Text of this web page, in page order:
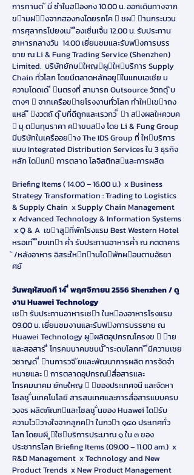
การทานต ั มิ่ ซําในฮองกง 10.00 น. ออกเดินทางจาก
ขามฝงจากฮองกงโดยรถโค  ชผ านกระบวน
การศุลากรไปยงเม ั ืองเซิ่นเจิ้น 12.00 น. รับประทาน
อาหารกลางวัน 14.00 เยี่ยมชมและรับฟงการบรร
ยาย ณ Li & Fung Trading Service (Shenzhen)
Limited. บริษัทยักษใหญผูใหบริการ Supply
Chain ทั่วโลก โดยมีตลาดหลักอยูในแถบเอเชีย ม
ความโดดเด ี นตรงที่ สามารถ Outsource วัตถดุ ิบ
ตางๆ  จากเครือขายโรงงานทั่วโลก ทําใหเขาถง
แหล ึ งวตถั ดุ ิบที่ดีถูกและเรวกว ็ า สงผลใหควบค
 มุ ตนทุนราคา คาขนสง โดย Li & Fung Group
มีบริษัทในเครืออยาง The IDS Group ที่ ใหบริการ
แบบ Integrated Distribution Services ใน 3 ธุรกิจ
หลัก ไดแก การตลาด โลจิสติกสและการผลิต
Briefing Items ( 14.00 – 16.00 น.) x Business
Strategy Transformation : Trading to Logistics
& Supply Chain x Supply Chain Management
x Advanced Technology & Information Systems
x Q & A เขาสูที่พักโรงแรม Best Western Hotel
หรอเท ื ียบเทา ค่ํา รับประทานอาหารค่ํา ณ ภตตาคาร
ั /หลังอาหาร อิสระใหทานไดพักผอนตามอัธยา
ศยั
วันพฤหัสบดที 14 ี่ พฤศจิกายน 2556 Shenzhen / ดู
งาน Huawei Technology
เชา รับประทานอาหารเชา ในหองอาหารโรงแรม
09.00 น. เยี่ยมชมงานและรับฟงการบรรยาย ณ
Huawei Technology ผูผลิตอุปกรณโครงข  าย
และสอสาร ื่ โทรคมนาคมชนนั้ ําระดบโลกท ั ี่มีความเชย
วชาญด ี่ านการวจิ ัยและพัฒนาการผลิต การจัดจํา
หนายและ  การตลาดอุปกรณสื่อสารและ
โทรคมนาคม ยักษใหญ  ของประเทศจนี และจัดหา
โซลชู ั่นเทคโนโลยี สารสนเทศและการสื่อสารแบบครบ
วงจร ผลิตภัณฑและโซลชู ั่นของ Huawei ไดรับ
ความไววางใจจากลูกคา ในกวา ๑๔๐ ประเทศทั่ว
โลก โดยมผี ูใชบริการประมาณ ๑ ใน ๓ ของ
ประชากรโลก Briefing Items (09.00 – 11.00 am.) x
R&D Management x Technology and New
Product Trends x New Product Management